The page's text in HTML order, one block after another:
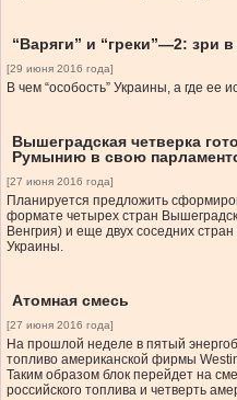
“Варяги” и “греки”—2: зри
[29 июня 2016 года]
В чем “особость” Украины, а где ее
Вышеградская четверка
Румынию в свою
[27 июня 2016 года]
Планируется предложить
формате четырех стран
Венгрия) и еще двух соседних
Украины.
Атомная смесь
[27 июня 2016 года]
На прошлой неделе в пятый
топливо американской фирмы
Таким образом блок перейдет на
российского топлива и четверть